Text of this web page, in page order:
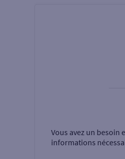
Vous avez un
informations